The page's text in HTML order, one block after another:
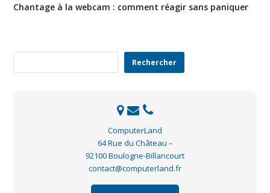
Chantage à la webcam : comment réagir sans paniquer
Rechercher
ComputerLand
64 Rue du Château –
92100 Boulogne-Billancourt
contact@computerland.fr